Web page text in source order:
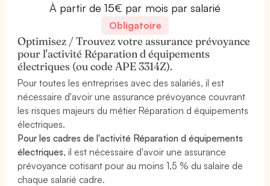
À partir de 15€ par mois par salarié
Obligatoire
Optimisez / Trouvez votre assurance prévoyance
pour l'activité Réparation d équipements
électriques (ou code APE 3314Z).
Pour toutes les entreprises avec des salariés, il est
nécessaire d'avoir une assurance prévoyance couvrant
les risques majeurs du métier Réparation d équipements
électriques.
Pour les cadres de l'activité Réparation d équipements
électriques, il est nécessaire d'avoir une assurance
prévoyance cotisant pour au moins 1,5 % du salaire de
chaque salarié cadre.